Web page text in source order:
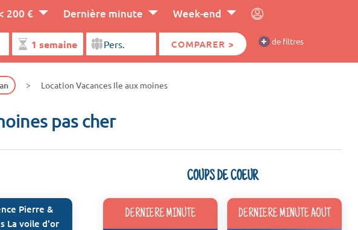
200 € Dernière minute Week-end
COMPARER > + de filtres
Location Vacances Ile aux moines
pas cher
Pierre &
La voile d'or
COUPS DE COEUR
DERNIERE MINUTE DERNIERE MINUTE AOUT